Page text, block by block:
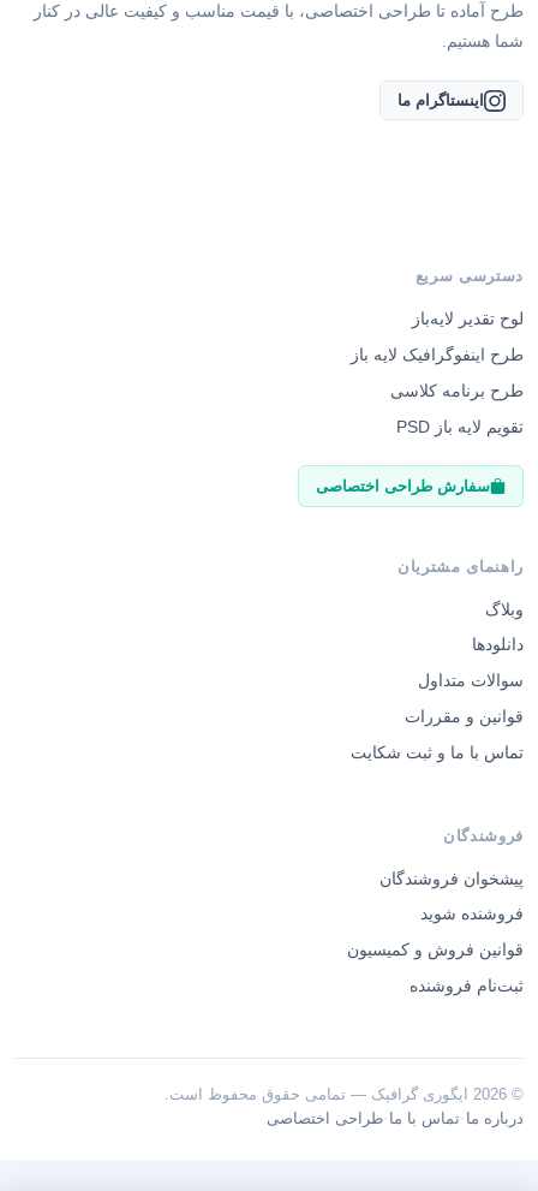
طرح آماده تا طراحی اختصاصی، با قیمت مناسب و کیفیت عالی در کنار
شما هستیم.
اینستاگرام ما
دسترسی سریع
لوح تقدیر لایه‌باز
طرح اینفوگرافیک لایه باز
طرح برنامه کلاسی
تقویم لایه باز PSD
سفارش طراحی اختصاصی
راهنمای مشتریان
وبلاگ
دانلودها
سوالات متداول
قوانین و مقررات
تماس با ما و ثبت شکایت
فروشندگان
پیشخوان فروشندگان
فروشنده شوید
قوانین فروش و کمیسیون
ثبت‌نام فروشنده
© 2026 ایگوری گرافیک — تمامی حقوق محفوظ است.
درباره ما ·تماس با ما ·طراحی اختصاصی